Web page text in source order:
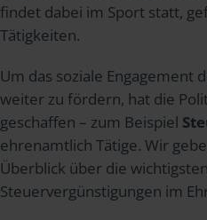
findet dabei im Sport statt,
Tätigkeiten.
Um das soziale Engagement
weiter zu fördern, hat die
geschaffen – zum Beispiel
ehrenamtlich Tätige. Wir
Überblick über die wichtigsten
Steuervergünstigungen im